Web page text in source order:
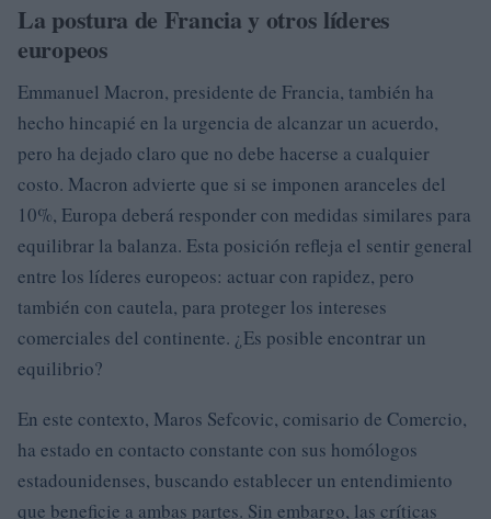
La postura de Francia y otros líderes
europeos
Emmanuel Macron, presidente de Francia, también ha
hecho hincapié en la urgencia de alcanzar un acuerdo,
pero ha dejado claro que no debe hacerse a cualquier
costo. Macron advierte que si se imponen aranceles del
10%, Europa deberá responder con medidas similares para
equilibrar la balanza. Esta posición refleja el sentir general
entre los líderes europeos: actuar con rapidez, pero
también con cautela, para proteger los intereses
comerciales del continente. ¿Es posible encontrar un
equilibrio?
En este contexto, Maros Sefcovic, comisario de Comercio,
ha estado en contacto constante con sus homólogos
estadounidenses, buscando establecer un entendimiento
que beneficie a ambas partes. Sin embargo, las críticas